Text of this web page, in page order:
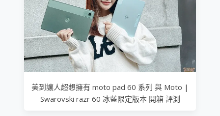
美到讓人超想擁有 moto pad 60 系列 與 Moto |
Swarovski razr 60 冰藍限定版本 開箱 評測